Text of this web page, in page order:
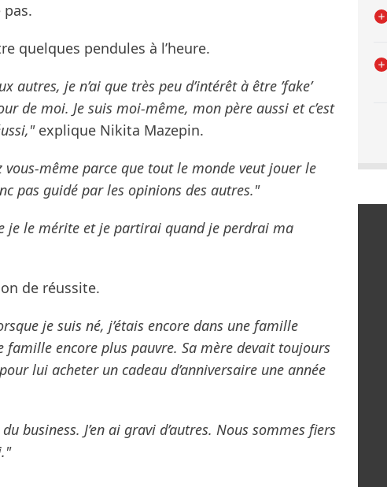
quelques pendules à l’heure.
autres, je n’ai que très peu d’intérêt à être ’fake’
de moi. Je suis moi-même, mon père aussi et c’est
explique Nikita Mazepin.
vous-même parce que tout le monde veut jouer le
pas guidé par les opinions des autres."
je le mérite et je partirai quand je perdrai ma
de réussite.
je suis né, j’étais encore dans une famille
famille encore plus pauvre. Sa mère devait toujours
lui acheter un cadeau d’anniversaire une année
business. J’en ai gravi d’autres. Nous sommes fiers